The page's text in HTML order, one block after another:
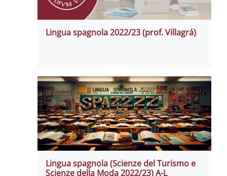
Lingua spagnola 2022/23 (prof. Villagrá)
Lingua spagnola (Scienze del Turismo e
Scienze della Moda 2022/23) A-L